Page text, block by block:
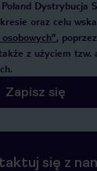
Dystrybucja
oraz celu
,
z użyciem tzw.
Zapisz się
się z